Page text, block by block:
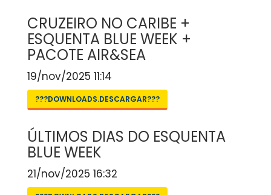
CRUZEIRO NO CARIBE +
ESQUENTA BLUE WEEK +
PACOTE AIR&SEA
19/nov/2025 11:14
???DOWNLOADS.DESCARGAR???
ÚLTIMOS DIAS DO ESQUENTA
BLUE WEEK
21/nov/2025 16:32